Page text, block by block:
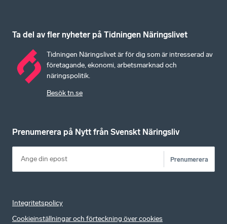
Ta del av fler nyheter på Tidningen Näringslivet
Tidningen Näringslivet är för dig som är intresserad av
företagande, ekonomi, arbetsmarknad och
näringspolitik.
Besök tn.se
Prenumerera på Nytt från Svenskt Näringsliv
Prenumerera
Integritetspolicy
Cookieinställningar och förteckning över cookies